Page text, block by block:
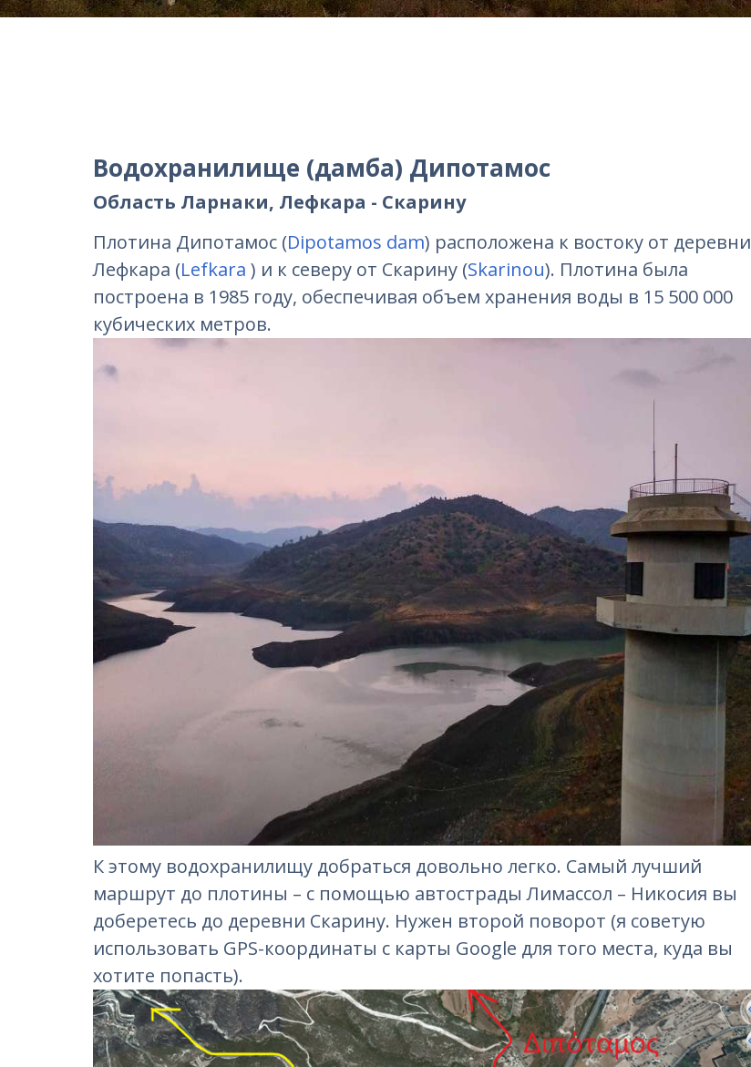
Водохранилище (дамба) Дипотамос
Область Ларнаки, Лефкара - Скарину
Плотина Дипотамос (Dipotamos dam) расположена к востоку от деревни
Лефкара (Lefkara ) и к северу от Скарину (Skarinou). Плотина была
построена в 1985 году, обеспечивая объем хранения воды в 15 500 000
кубических метров.
К этому водохранилищу добраться довольно легко. Самый лучший
маршрут до плотины – с помощью автострады Лимассол – Никосия вы
доберетесь до деревни Скарину. Нужен второй поворот (я советую
использовать GPS-координаты с карты Google для того места, куда вы
хотите попасть).